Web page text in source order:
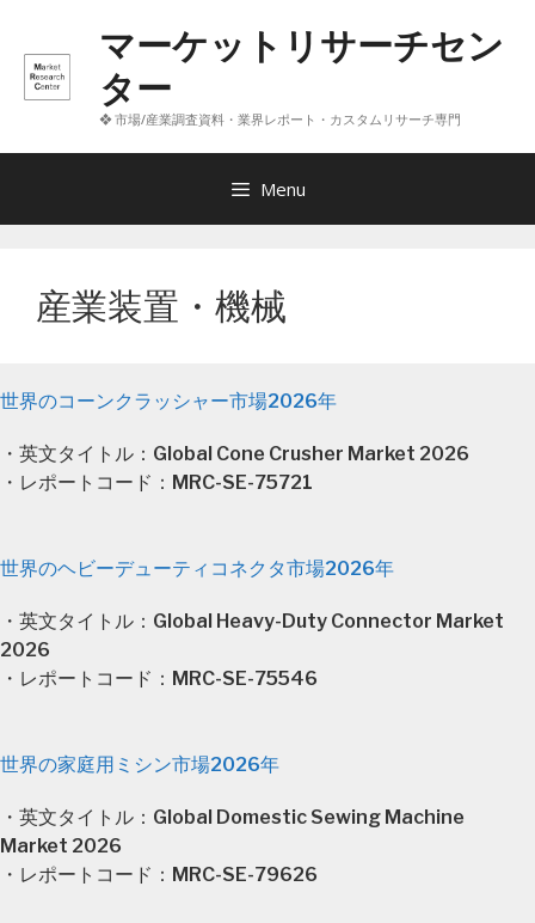
へ
マーケットリサーチセン
ター
❖ 市場/産業調査資料・業界レポート・カスタムリサーチ専門
Menu
産業装置・機械
世界のコーンクラッシャー市場2026年
・英文タイトル：Global Cone Crusher Market 2026
・レポートコード：MRC-SE-75721
世界のヘビーデューティコネクタ市場2026年
・英文タイトル：Global Heavy-Duty Connector Market
2026
・レポートコード：MRC-SE-75546
世界の家庭用ミシン市場2026年
・英文タイトル：Global Domestic Sewing Machine
Market 2026
・レポートコード：MRC-SE-79626